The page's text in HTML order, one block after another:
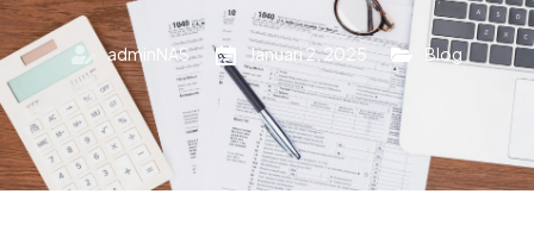
adminNAS Januari 2, 2025 Blog